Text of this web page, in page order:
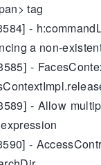
tag
-
a non-
-
- Allow
-